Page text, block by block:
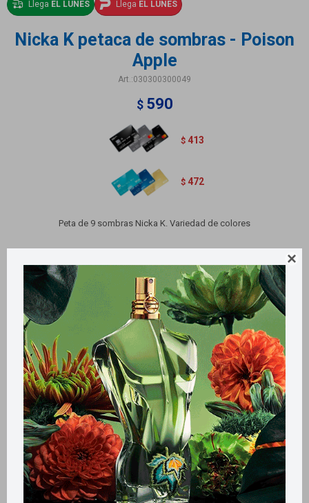

Llega EL LUNES Llega EL LUNES
Nicka K petaca de sombras - Poison
Apple
030300300049
$ 590
$ 413
$ 472
Peta de 9 sombras Nicka K. Variedad de colores
Métodos y costos de envío
Retiros gratuitos en tiendas
Productos que te pueden interesar